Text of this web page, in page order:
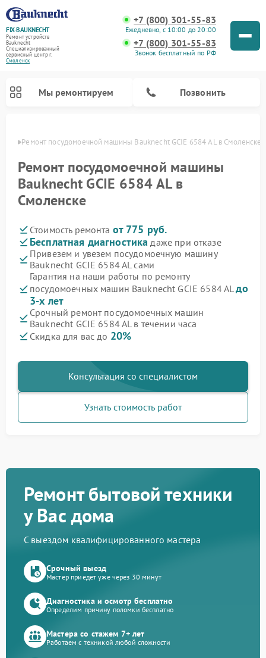
FIX-BAUKNECHT
Ремонт устройств
Bauknecht
Специализированный
cервисный центр г.
Смоленск
+7 (800) 301-55-83
Ежедневно, с 10:00 до 20:00
+7 (800) 301-55-83
Звонок бесплатный по РФ
Мы ремонтируем Позвонить
Ремонт посудомоечной машины Bauknecht GCIE 6584 AL в Смоленске
Ремонт посудомоечной машины
Bauknecht GCIE 6584 AL в
Смоленске
Стоимость ремонта от 775 руб.
Бесплатная диагностика даже при отказе
Привезем и увезем посудомоечную машину
Bauknecht GCIE 6584 AL сами
Гарантия на наши работы по ремонту
посудомоечных машин Bauknecht GCIE 6584 ALдо
3-х лет
Срочный ремонт посудомоечных машин
Bauknecht GCIE 6584 AL в течении часа
Скидка для вас до 20%
Консультация со специалистом
Узнать стоимость работ
Ремонт бытовой техники
у Вас дома
С выездом квалифицированного мастера
Срочный выезд
Мастер приедет уже через 30 минут
Диагностика и осмотр бесплатно
Определим причину поломки бесплатно
Мастера со стажем 7+ лет
Работаем с техникой любой сложности